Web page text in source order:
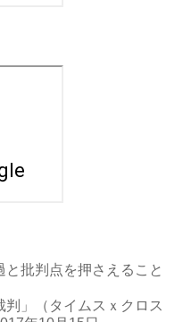
批判点を押さえること
」（タイムスｘクロス